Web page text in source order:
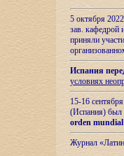
5 октября
зав.
приняли
Испания
условиях
15-16
(Испания) был
orden
Журнал